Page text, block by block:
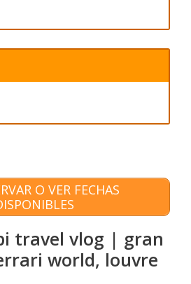
O VER FECHAS
travel vlog | gran
world, louvre